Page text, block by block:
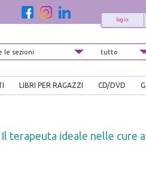
login
LIBRI PER RAGAZZI CD/DVD
terapeuta ideale nelle cure a